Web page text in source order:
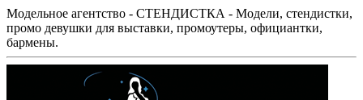
Модельное агентство - СТЕНДИСТКА - Модели, стендистки,
промо девушки для выставки, промоутеры, официантки,
бармены.